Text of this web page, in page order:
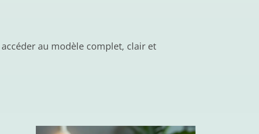
au modèle complet, clair et